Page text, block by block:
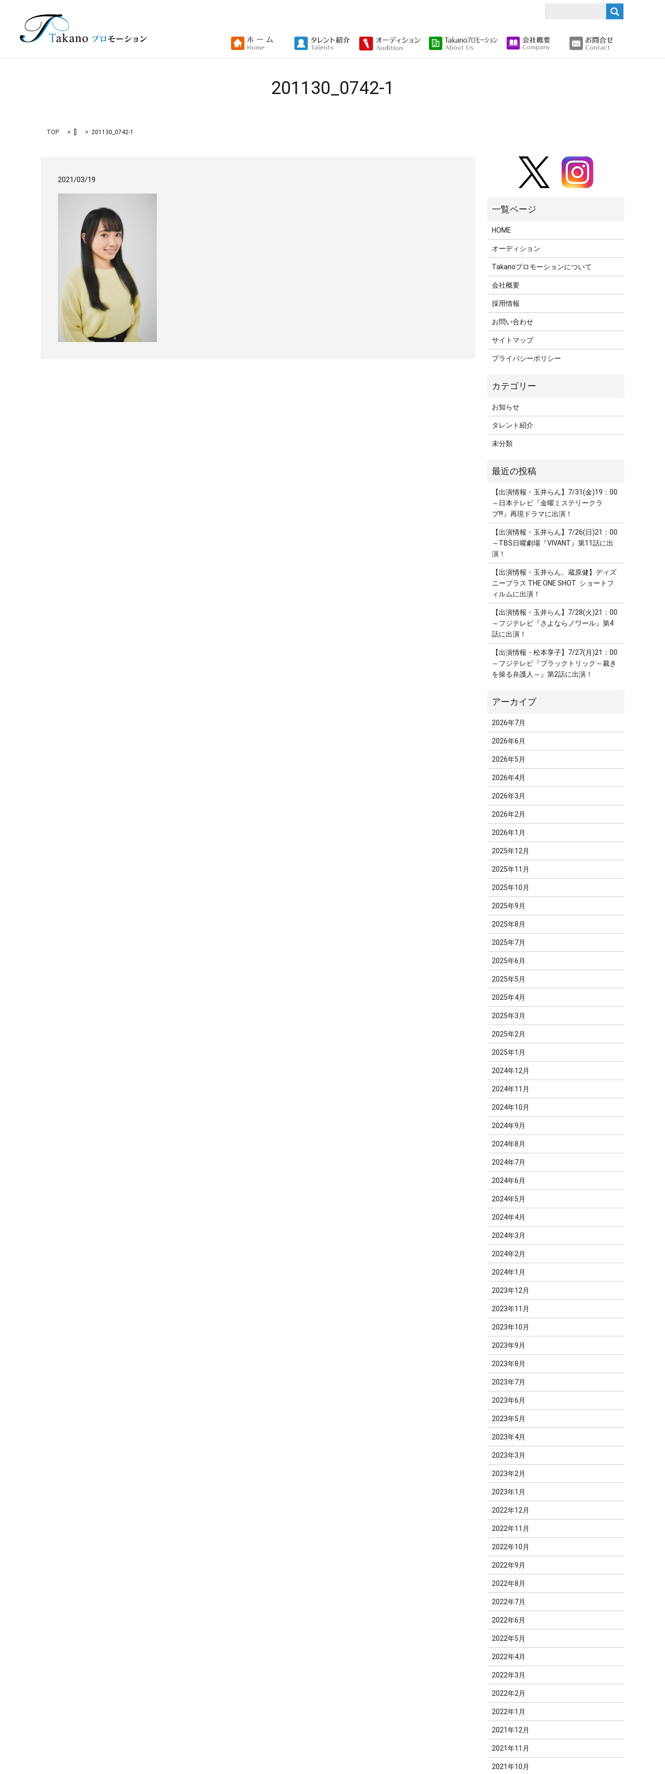
201130_0742-1
TOP 201130_0742-1
2021/03/19
HOME
オーディション
Takanoプロモーションについて
会社概要
採用情報
お問い合わせ
サイトマップ
プライバシーポリシー
お知らせ
タレント紹介
未分類
【出演情報・玉井らん】7/31(金)19：00
～日本テレビ『金曜ミステリークラ
ブ!!!』再現ドラマに出演！
【出演情報・玉井らん】7/26(日)21：00
～TBS日曜劇場『VIVANT』第11話に出
演！
【出演情報・玉井らん、蔵原健】ディズ
ニープラス THE ONE SHOT ショートフ
ィルムに出演！
【出演情報・玉井らん】7/28(火)21：00
～フジテレビ『さよならノワール』第4
話に出演！
【出演情報・松本享子】7/27(月)21：00
～フジテレビ『ブラックトリック～裁き
を操る弁護人～』第2話に出演！
2026年7月
2026年6月
2026年5月
2026年4月
2026年3月
2026年2月
2026年1月
2025年12月
2025年11月
2025年10月
2025年9月
2025年8月
2025年7月
2025年6月
2025年5月
2025年4月
2025年3月
2025年2月
2025年1月
2024年12月
2024年11月
2024年10月
2024年9月
2024年8月
2024年7月
2024年6月
2024年5月
2024年4月
2024年3月
2024年2月
2024年1月
2023年12月
2023年11月
2023年10月
2023年9月
2023年8月
2023年7月
2023年6月
2023年5月
2023年4月
2023年3月
2023年2月
2023年1月
2022年12月
2022年11月
2022年10月
2022年9月
2022年8月
2022年7月
2022年6月
2022年5月
2022年4月
2022年3月
2022年2月
2022年1月
2021年12月
2021年11月
2021年10月